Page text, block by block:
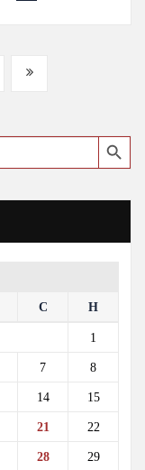
Search Button
С Н
1
7 8
14 15
21 22
28 29